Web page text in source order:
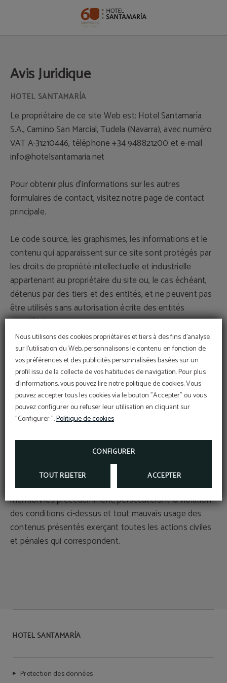
Nous utilisons des cookies propriétaires et tiers à des fins d'analyse
sur l'utilisation du Web, personnalisons le contenu en fonction de
vos préférences et des publicités personnalisées basées sur un
profil issu de la collecte de vos habitudes de navigation. Pour plus
d'informations, vous pouvez lire notre politique de cookies. Vous
pouvez accepter tous les cookies via le bouton "Accepter" ou vous
pouvez configurer ou refuser leur utilisation en cliquant sur
"Configurer ".Politique de cookies
CONFIGURER
TOUT REJETER ACCEPTER
Avis Juridique
Le propriétaire de ce site Web est: Hotel Santamaría
S.A., Camino San Marcial, Tudela (Navarra), avec numéro
VAT A-31210446, téléphone +34 948821200 et e-mail
info@hotelsantamaria.net
Pour obtenir plus d'informations sur les autres
formulaires de contact, visitez notre page de contact
principale.
Le code source, les graphismes, les informations et le
contenu qui apparaissent sur ce site sont protégés par
les droits de propriété intellectuelle et industrielle
appartenant au propriétaire du site ou, le cas échéant,
détenus par des tiers et des entités, et ne peuvent pas
être utilisés sans autorisation écrite des entités
propriétaires.
L'utilisateur unique et exclusivement peut utiliser le
matériel qui apparaît ici pour un usage personnel et
privé, à condition de respecter tous les droits de
propriété intellectuelle, propriété industrielle et autres
droits de propriété, étant, par conséquent, strictement
interdit de reproduire ou autre type d'utilisation
diffusion, modification, altération, décompilation ou
Les organisations de propriétés, qui ont été
mentionnés précédemment, persécuteront la violation
des conditions ci-dessus et tout mauvais usage des
contenus présentés exerçant toutes les actions civiles
et pénales qui correspondent.
HOTEL SANTAMARÍA
Protection des données